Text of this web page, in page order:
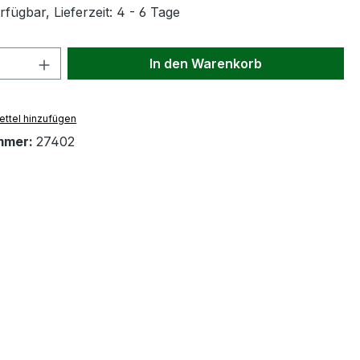
Lieferzeit: 4 - 6 Tage
Anzahl: Gib den gewünschten Wert
In den Warenkorb
hinzufügen
27402